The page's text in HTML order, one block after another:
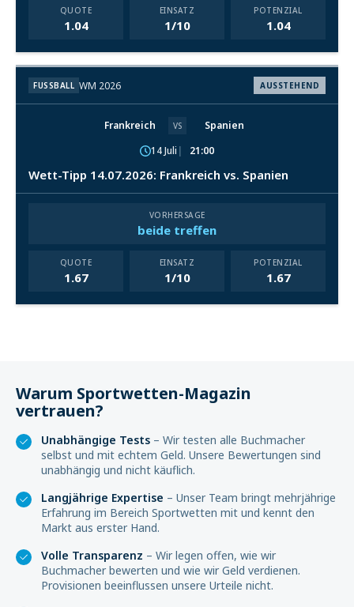
QUOTE
1.04
EINSATZ
1/10
POTENZIAL
1.04
FUSSBALL WM 2026 AUSSTEHEND
Frankreich VS
Spanien
14 Juli
21:00
Wett-Tipp 14.07.2026: Frankreich vs. Spanien
VORHERSAGE
beide treffen
QUOTE
1.67
EINSATZ
1/10
POTENZIAL
1.67
Warum Sportwetten-Magazin
vertrauen?
Unabhängige Tests – Wir testen alle Buchmacher
selbst und mit echtem Geld. Unsere Bewertungen sind
unabhängig und nicht käuflich.
Langjährige Expertise – Unser Team bringt mehrjährige
Erfahrung im Bereich Sportwetten mit und kennt den
Markt aus erster Hand.
Volle Transparenz – Wir legen offen, wie wir
Buchmacher bewerten und wie wir Geld verdienen.
Provisionen beeinflussen unsere Urteile nicht.